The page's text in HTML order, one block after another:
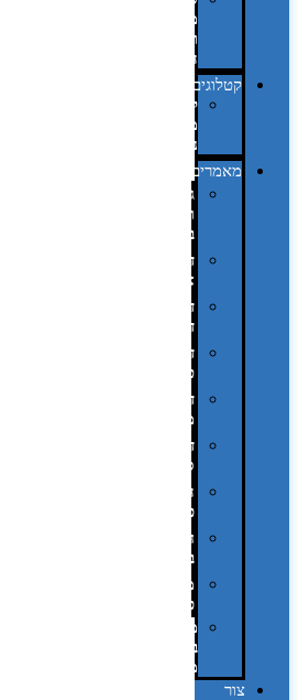
מחשב
וציוד
היקפי
קטלוגים
קטלוג
מוצרי
נייר
מאמרים
גימורים
והשבחות
בדפוס
דפוס
אופסט
דפוס
דיגיטלי
דפוס
טמפון
דפוס
משי
דפוס
סובלימציה
הדפס
פרוצס
חריטה
בלייזר
מהו
פנטון?
מיתוג
באמצעות
מדבקות
צור